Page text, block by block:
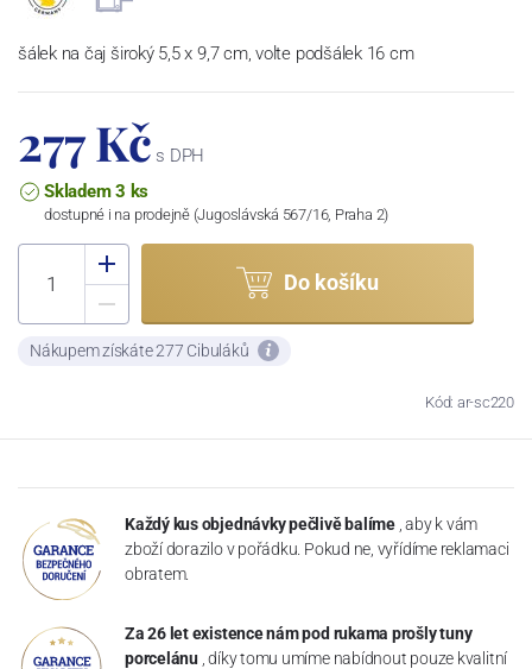
šálek na čaj široký 5,5 x 9,7 cm, volte podšálek 16 cm
277 Kč s DPH
Skladem 3 ks
dostupné i na prodejně (Jugoslávská 567/16, Praha 2)
Do košíku
Nákupem získáte 277 Cibuláků
Kód: ar-sc220
Každý kus objednávky pečlivě balíme , aby k vám
zboží dorazilo v pořádku. Pokud ne, vyřídíme reklamaci
obratem.
Za 26 let existence nám pod rukama prošly tuny
porcelánu , díky tomu umíme nabídnout pouze kvalitní